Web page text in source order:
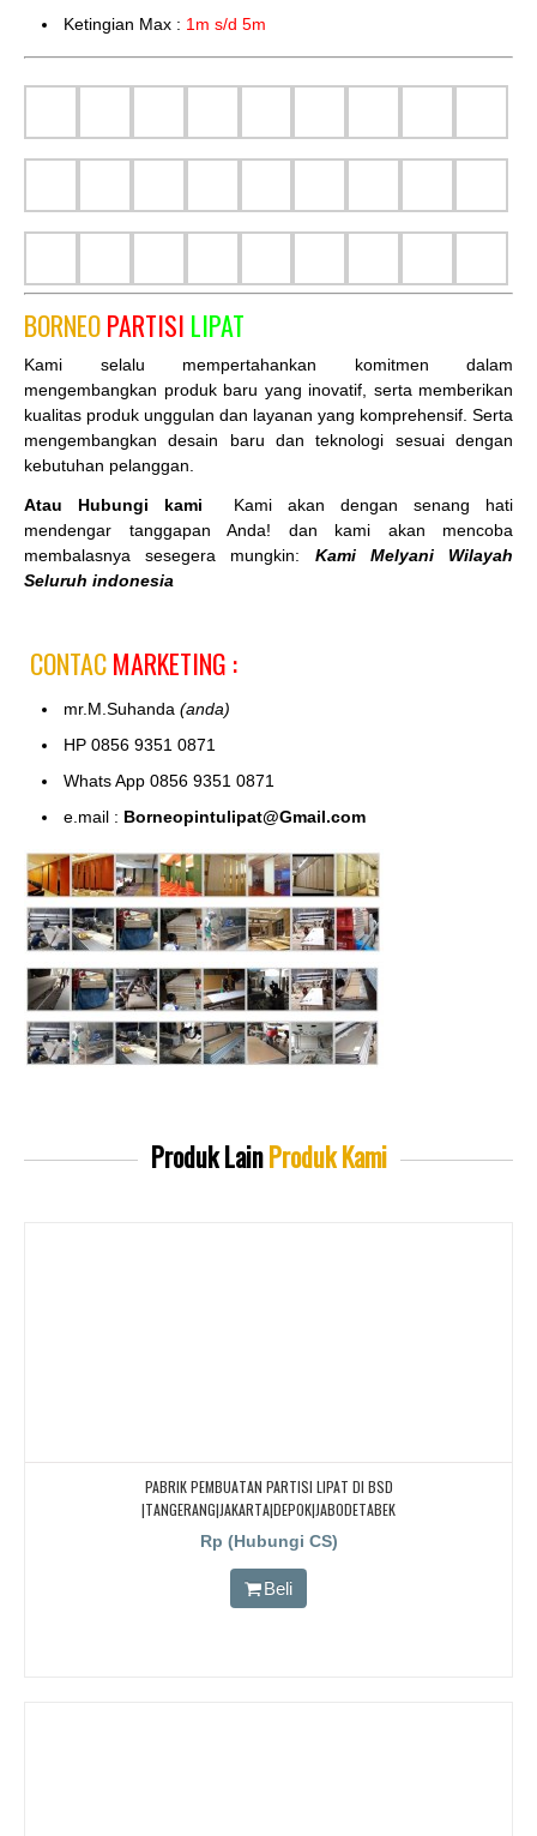
Ketingian Max : 1m s/d 5m
BORNEOPARTISI LIPAT
Kami selalu mempertahankan komitmen dalam
mengembangkan produk baru yang inovatif, serta memberikan
kualitas produk unggulan dan layanan yang komprehensif. Serta
mengembangkan desain baru dan teknologi sesuai dengan
kebutuhan pelanggan.
Atau Hubungi kami
Kami akan dengan senang hati
mendengar tanggapan Anda! dan kami akan mencoba
membalasnya sesegera mungkin: Kami Melyani Wilayah
Seluruh indonesia
CONTACMARKETING :
mr.M.Suhanda (anda)
HP 0856 9351 0871
Whats App 0856 9351 0871
e.mail : Borneopintulipat@Gmail.com
Produk LainProduk Kami
PABRIK PEMBUATAN PARTISI LIPAT DI BSD
|TANGERANG|JAKARTA|DEPOK|JABODETABEK
Rp (Hubungi CS)
Beli